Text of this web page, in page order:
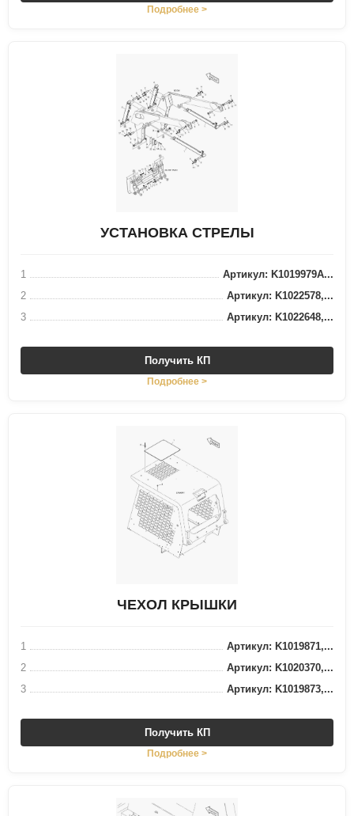
Подробнее >
УСТАНОВКА СТРЕЛЫ
1
Артикул: K1019979A...
2
Артикул: K1022578,...
3
Артикул: K1022648,...
Получить КП
Подробнее >
ЧЕХОЛ КРЫШКИ
1
Артикул: K1019871,...
2
Артикул: K1020370,...
3
Артикул: K1019873,...
Получить КП
Подробнее >